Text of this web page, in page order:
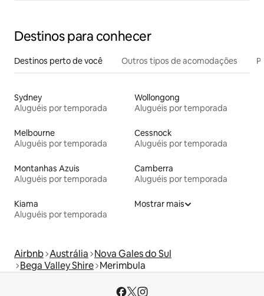
Destinos para conhecer
Destinos perto de você Outros tipos de acomodações
Sydney
Aluguéis por temporada
Wollongong
Aluguéis por temporada
Melbourne
Aluguéis por temporada
Cessnock
Aluguéis por temporada
Montanhas Azuis
Aluguéis por temporada
Camberra
Aluguéis por temporada
Kiama
Aluguéis por temporada
Mostrar mais
Airbnb Austrália Nova Gales do Sul
Bega Valley Shire Merimbula